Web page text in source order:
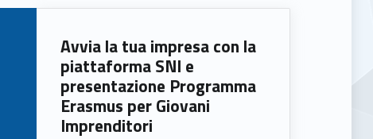
Avvia la tua impresa con la
piattaforma SNI e
presentazione Programma
Erasmus per Giovani
Imprenditori